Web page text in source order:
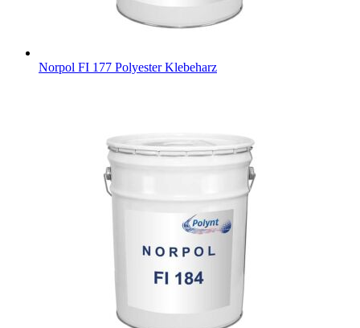
Norpol FI 177 Polyester Klebeharz